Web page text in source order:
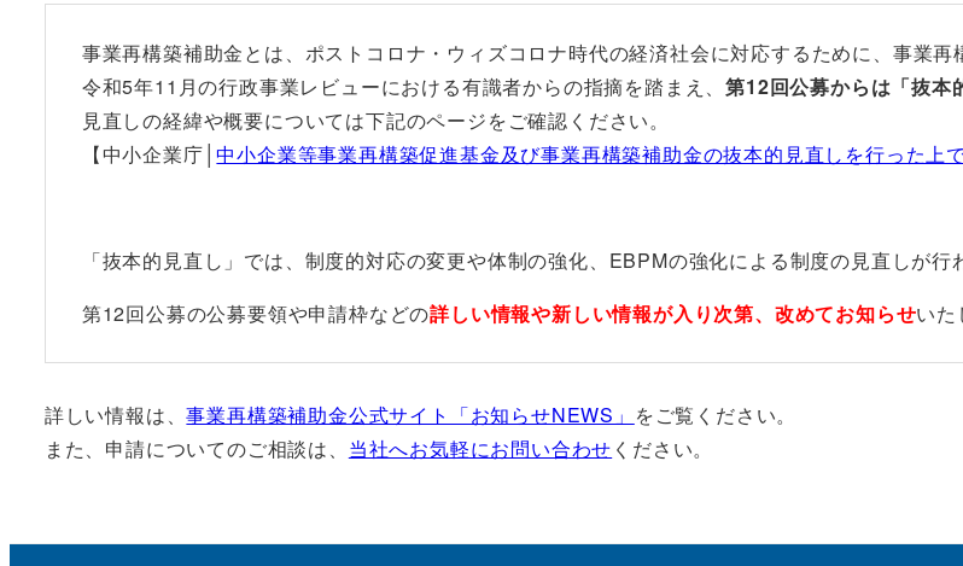
事業再構築補助金とは、ポストコロナ・ウィズコロナ時代の経済社会に対応するために、事業再
令和5年11月の行政事業レビューにおける有識者からの指摘を踏まえ、第12回公募からは「抜本
見直しの経緯や概要については下記のページをご確認ください。
【中小企業庁│中小企業等事業再構築促進基金及び事業再構築補助金の抜本的見直しを行った上
「抜本的見直し」では、制度的対応の変更や体制の強化、EBPMの強化による制度の見直しが
第12回公募の公募要領や申請枠などの詳しい情報や新しい情報が入り次第、改めてお知らせいた
詳しい情報は、事業再構築補助金公式サイト「お知らせNEWS」 をご覧ください。
また、申請についてのご相談は、 当社へお気軽にお問い合わせ ください。